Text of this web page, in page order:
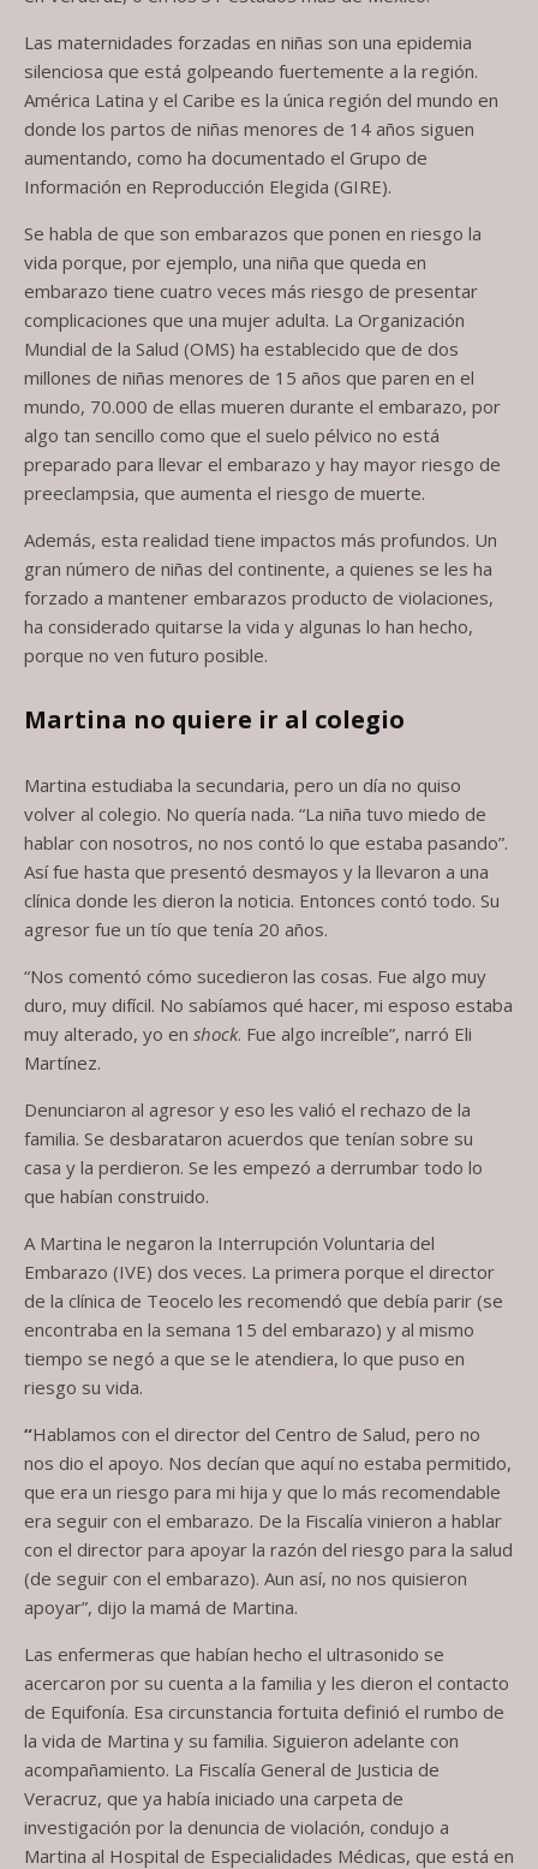
Las maternidades forzadas en niñas son una epidemia
silenciosa que está golpeando fuertemente a la región.
América Latina y el Caribe es la única región del mundo en
donde los partos de niñas menores de 14 años siguen
aumentando, como ha documentado el Grupo de
Información en Reproducción Elegida (GIRE).
Se habla de que son embarazos que ponen en riesgo la
vida porque, por ejemplo, una niña que queda en
embarazo tiene cuatro veces más riesgo de presentar
complicaciones que una mujer adulta. La Organización
Mundial de la Salud (OMS) ha establecido que de dos
millones de niñas menores de 15 años que paren en el
mundo, 70.000 de ellas mueren durante el embarazo, por
algo tan sencillo como que el suelo pélvico no está
preparado para llevar el embarazo y hay mayor riesgo de
preeclampsia, que aumenta el riesgo de muerte.
Además, esta realidad tiene impactos más profundos. Un
gran número de niñas del continente, a quienes se les ha
forzado a mantener embarazos producto de violaciones,
ha considerado quitarse la vida y algunas lo han hecho,
porque no ven futuro posible.
Martina no quiere ir al colegio
Martina estudiaba la secundaria, pero un día no quiso
volver al colegio. No quería nada. “La niña tuvo miedo de
hablar con nosotros, no nos contó lo que estaba pasando”.
Así fue hasta que presentó desmayos y la llevaron a una
clínica donde les dieron la noticia. Entonces contó todo. Su
agresor fue un tío que tenía 20 años.
“Nos comentó cómo sucedieron las cosas. Fue algo muy
duro, muy difícil. No sabíamos qué hacer, mi esposo estaba
muy alterado, yo en shock. Fue algo increíble”, narró Eli
Martínez.
Denunciaron al agresor y eso les valió el rechazo de la
familia. Se desbarataron acuerdos que tenían sobre su
casa y la perdieron. Se les empezó a derrumbar todo lo
que habían construido.
A Martina le negaron la Interrupción Voluntaria del
Embarazo (IVE) dos veces. La primera porque el director
de la clínica de Teocelo les recomendó que debía parir (se
encontraba en la semana 15 del embarazo) y al mismo
tiempo se negó a que se le atendiera, lo que puso en
riesgo su vida.
“Hablamos con el director del Centro de Salud, pero no
nos dio el apoyo. Nos decían que aquí no estaba permitido,
que era un riesgo para mi hija y que lo más recomendable
era seguir con el embarazo. De la Fiscalía vinieron a hablar
con el director para apoyar la razón del riesgo para la salud
(de seguir con el embarazo). Aun así, no nos quisieron
apoyar”, dijo la mamá de Martina.
Las enfermeras que habían hecho el ultrasonido se
acercaron por su cuenta a la familia y les dieron el contacto
de Equifonía. Esa circunstancia fortuita definió el rumbo de
la vida de Martina y su familia. Siguieron adelante con
acompañamiento. La Fiscalía General de Justicia de
Veracruz, que ya había iniciado una carpeta de
investigación por la denuncia de violación, condujo a
Martina al Hospital de Especialidades Médicas, que está en